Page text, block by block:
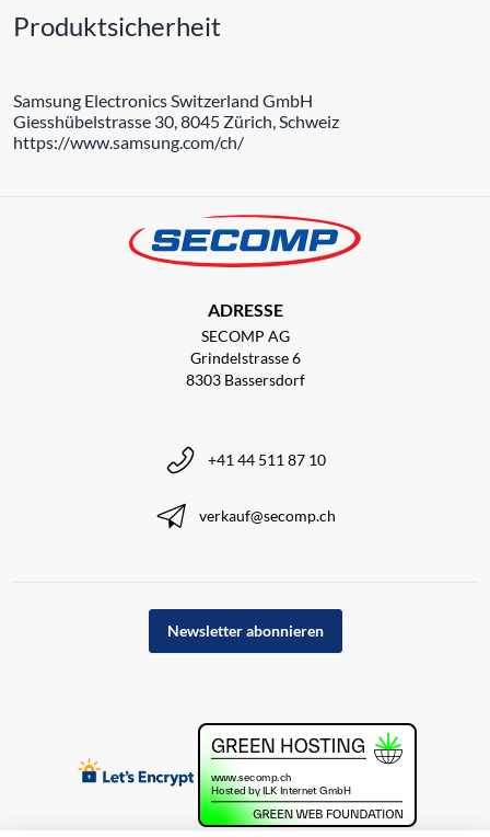
Produktsicherheit
Samsung Electronics Switzerland GmbH
Giesshübelstrasse 30, 8045 Zürich, Schweiz
https://www.samsung.com/ch/
ADRESSE
SECOMP AG
Grindelstrasse 6
8303 Bassersdorf
+41 44 511 87 10
verkauf@secomp.ch
Newsletter abonnieren